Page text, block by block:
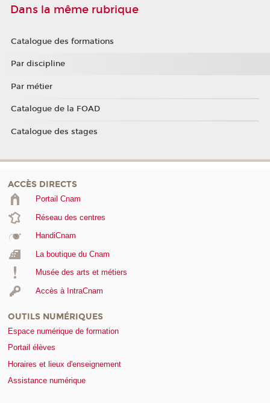
Dans la même rubrique
Catalogue des formations
Par discipline
Par métier
Catalogue de la FOAD
Catalogue des stages
ACCÈS DIRECTS
Portail Cnam
Réseau des centres
HandiCnam
La boutique du Cnam
Musée des arts et métiers
Accès à IntraCnam
OUTILS NUMÉRIQUES
Espace numérique de formation
Portail élèves
Horaires et lieux d'enseignement
Assistance numérique